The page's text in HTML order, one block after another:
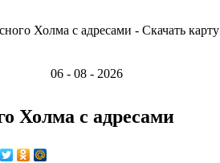
Холма с адресами - Скачать карту
06 - 08 - 2026
Холма с адресами